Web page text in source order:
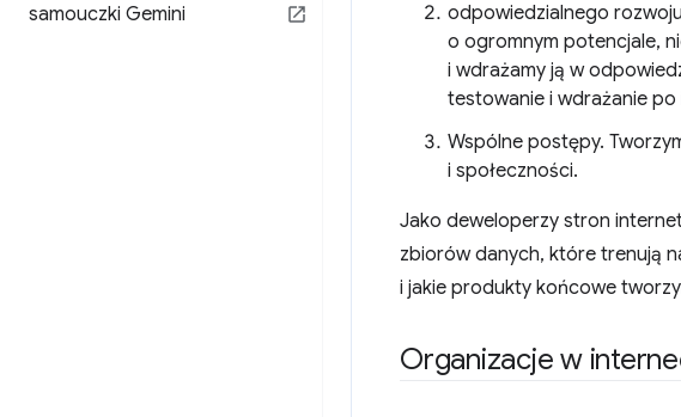
samouczki Gemini
odpowiedzialnego
o ogromnym potencjale,
i wdrażamy ją w
testowanie i wdrażanie
Wspólne postępy.
i społeczności.
Jako deweloperzy stron
zbiorów danych, które trenują
i jakie produkty końcowe
Organizacje w